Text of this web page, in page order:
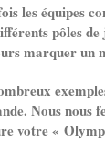
les équipes
pôles
marquer un
Nous nous
votre «